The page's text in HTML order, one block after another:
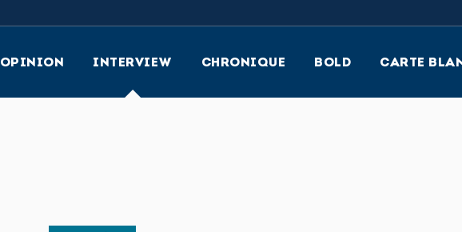
OPINION INTERVIEW CHRONIQUE BOLD CARTE